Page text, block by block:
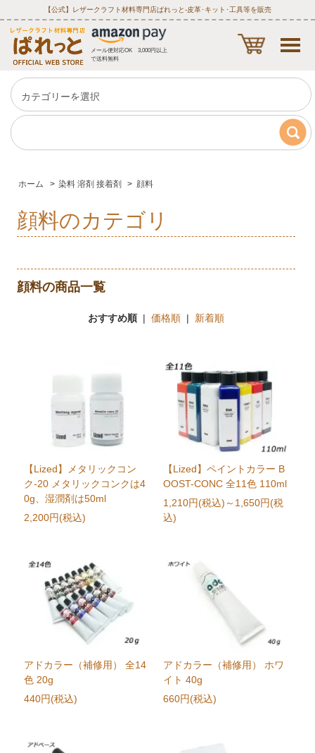
【公式】レザークラフト材料専門店ぱれっと‐皮革･キット･工具等を販売
メール便対応OK 3,000円以上
で送料無料
ホーム > 染料 溶剤 接着剤 > 顔料
顔料のカテゴリ
顔料の商品一覧
おすすめ順| 価格順| 新着順
【Lized】メタリックコン
ク-20 メタリックコンクは4
0g、湿潤剤は50ml
2,200円(税込)
【Lized】ペイントカラー B
OOST-CONC 全11色 110ml
1,210円(税込) ～1,650円(税
込)
アドカラー（補修用） 全14
色 20g
440円(税込)
アドカラー（補修用） ホワ
イト 40g
660円(税込)